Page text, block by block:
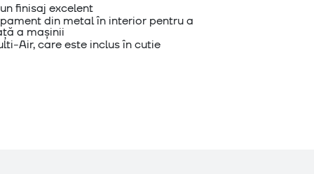
finisaj excelent
din metal în interior pentru a
a mașinii
Air, care este inclus în cutie